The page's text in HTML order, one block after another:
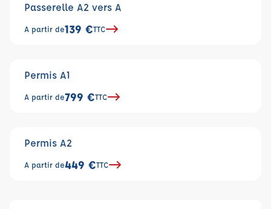
Passerelle A2 vers A
A partir de139 €TTC
Permis A1
A partir de799 €TTC
Permis A2
A partir de449 €TTC